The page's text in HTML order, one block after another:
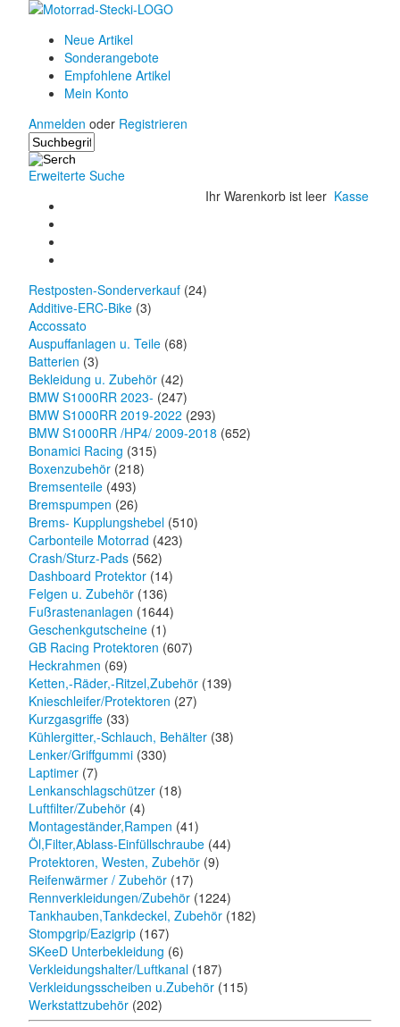
Neue Artikel
Sonderangebote
Empfohlene Artikel
Mein Konto
Anmelden oder Registrieren
Erweiterte Suche
Ihr Warenkorb ist leer Kasse
Restposten-Sonderverkauf (24)
Additive-ERC-Bike (3)
Accossato
Auspuffanlagen u. Teile (68)
Batterien (3)
Bekleidung u. Zubehör (42)
BMW S1000RR 2023- (247)
BMW S1000RR 2019-2022 (293)
BMW S1000RR /HP4/ 2009-2018 (652)
Bonamici Racing (315)
Boxenzubehör (218)
Bremsenteile (493)
Bremspumpen (26)
Brems- Kupplungshebel (510)
Carbonteile Motorrad (423)
Crash/Sturz-Pads (562)
Dashboard Protektor (14)
Felgen u. Zubehör (136)
Fußrastenanlagen (1644)
Geschenkgutscheine (1)
GB Racing Protektoren (607)
Heckrahmen (69)
Ketten,-Räder,-Ritzel,Zubehör (139)
Knieschleifer/Protektoren (27)
Kurzgasgriffe (33)
Kühlergitter,-Schlauch, Behälter (38)
Lenker/Griffgummi (330)
Laptimer (7)
Lenkanschlagschützer (18)
Luftfilter/Zubehör (4)
Montageständer,Rampen (41)
Öl,Filter,Ablass-Einfüllschraube (44)
Protektoren, Westen, Zubehör (9)
Reifenwärmer / Zubehör (17)
Rennverkleidungen/Zubehör (1224)
Tankhauben,Tankdeckel, Zubehör (182)
Stompgrip/Eazigrip (167)
SKeeD Unterbekleidung (6)
Verkleidungshalter/Luftkanal (187)
Verkleidungsscheiben u.Zubehör (115)
Werkstattzubehör (202)